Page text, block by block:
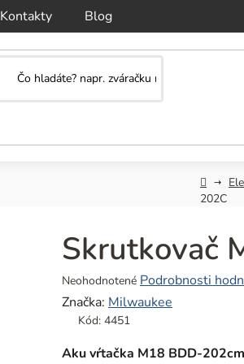
Kontakty Blog
Domov
202C
Skrutkovač
Priemerné
hodnotenie
produktu
0,0
Neohodnotené Podrobnosti
Značka: Milwaukee
Kód: 4451
Aku vŕtačka M18 BDD-